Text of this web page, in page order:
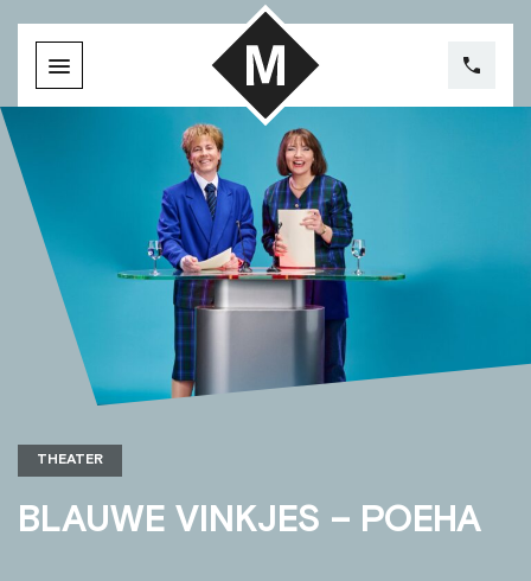
THEATER
BLAUWE VINKJES – POEHA